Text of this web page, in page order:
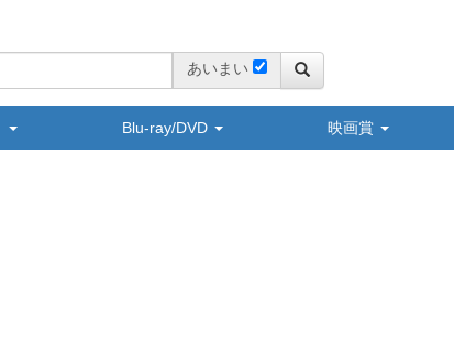
あいまい
Blu-ray/DVD 映画賞